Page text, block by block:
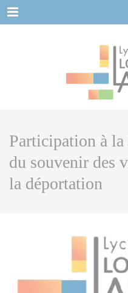
Menu
Participation à la
du souvenir des
la déportation
Cookies management panel